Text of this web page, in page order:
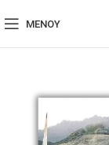
ΜΕΝΟΎ